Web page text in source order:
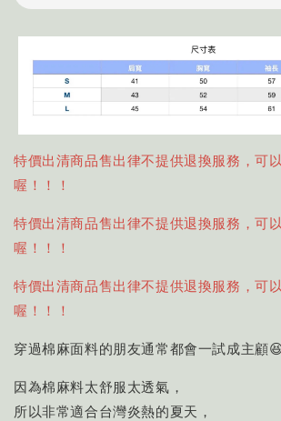
特價出清商品售出律不提供退換服務，可
喔！！！
特價出清商品售出律不提供退換服務，可
喔！！！
特價出清商品售出律不提供退換服務，可
喔！！！
穿過棉麻面料的朋友通常都會一試成主顧
因為棉麻料太舒服太透氣，
所以非常適合台灣炎熱的夏天，